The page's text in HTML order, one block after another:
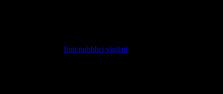
Enti pubblici vigilati